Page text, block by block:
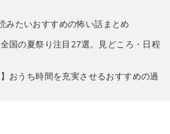
みたいおすすめの怖い話まとめ
全国の夏祭り注目27選。見どころ・日程
】おうち時間を充実させるおすすめの過